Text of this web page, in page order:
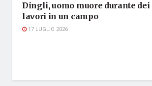
Dingli, uomo muore durante dei
lavori in un campo
17 LUGLIO 2026